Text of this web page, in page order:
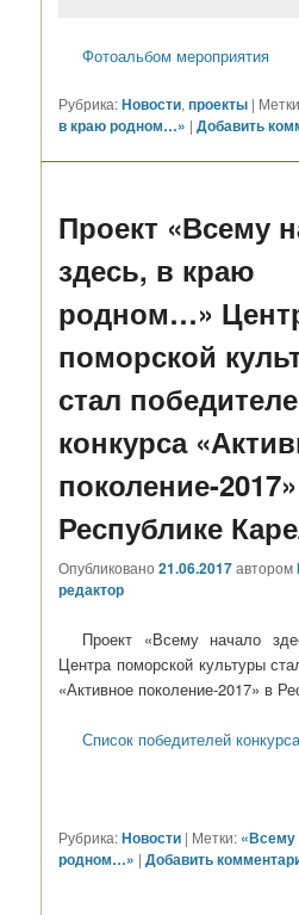
Фотоальбом мероприятия
Рубрика:Новости,проекты |
в краю родном…» |Добавить
Проект «Всему
здесь, в краю
родном…»
поморской
стал
конкурса
поколение-
Республике
Опубликовано21.06.2017автором
редактор
Проект «Всему начало
Центра поморской культуры
«Активное поколение-2017» в
Список победителей конкурса
Рубрика:Новости | Метки: «Всему
родном…» |Добавить